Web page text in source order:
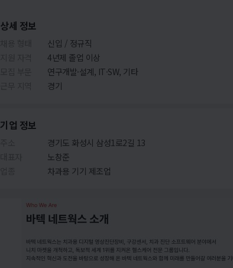
상세 정보
신입 / 정규직
4년제 졸업 이상
연구개발·설계, IT·SW, 기타
경기
기업 정보
경기도 화성시 삼성1로2길 13
노창준
차과용 기기 제조업